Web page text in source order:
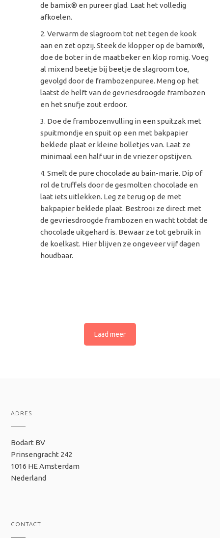
de bamix® en pureer glad. Laat het volledig
afkoelen.
Verwarm de slagroom tot net tegen de kook
aan en zet opzij. Steek de klopper op de bamix®,
doe de boter in de maatbeker en klop romig. Voeg
al mixend beetje bij beetje de slagroom toe,
gevolgd door de frambozenpuree. Meng op het
laatst de helft van de gevriesdroogde frambozen
en het snufje zout erdoor.
Doe de frambozenvulling in een spuitzak met
spuitmondje en spuit op een met bakpapier
beklede plaat er kleine bolletjes van. Laat ze
minimaal een half uur in de vriezer opstijven.
Smelt de pure chocolade au bain-marie. Dip of
rol de truffels door de gesmolten chocolade en
laat iets uitlekken. Leg ze terug op de met
bakpapier beklede plaat. Bestrooi ze direct met
de gevriesdroogde frambozen en wacht totdat de
chocolade uitgehard is. Bewaar ze tot gebruik in
de koelkast. Hier blijven ze ongeveer vijf dagen
houdbaar.
Laad meer
ADRES
Bodart BV
Prinsengracht 242
1016 HE Amsterdam
Nederland
CONTACT